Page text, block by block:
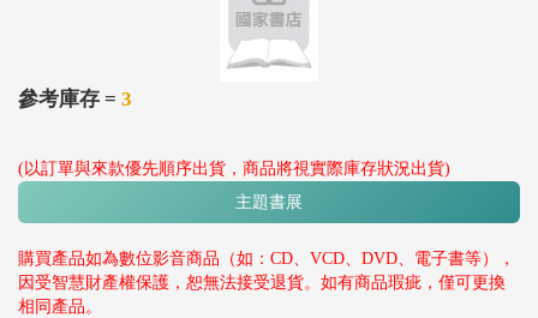
參考庫存 = 3
(以訂單與來款優先順序出貨，商品將視實際庫存狀況出貨)
主題書展
購買產品如為數位影音商品（如：CD、VCD、DVD、電子書等），
因受智慧財產權保護，恕無法接受退貨。如有商品瑕疵，僅可更換
相同產品。